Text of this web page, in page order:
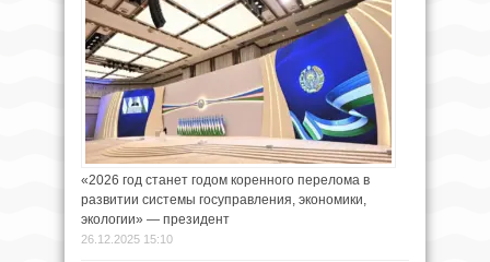
«2026 год станет годом коренного перелома в
развитии системы госуправления, экономики,
экологии» — президент
26.12.2025 15:10